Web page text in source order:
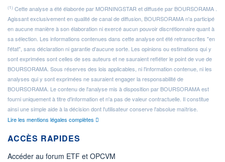
(1) Cette analyse a été élaborée par MORNINGSTAR et diffusée par BOURSORAMA .
Agissant exclusivement en qualité de canal de diffusion, BOURSORAMA n'a participé
en aucune manière à son élaboration ni exercé aucun pouvoir discrétionnaire quant à
sa sélection. Les informations contenues dans cette analyse ont été retranscrites "en
l'état", sans déclaration ni garantie d'aucune sorte. Les opinions ou estimations qui y
sont exprimées sont celles de ses auteurs et ne sauraient refléter le point de vue de
BOURSORAMA. Sous réserves des lois applicables, ni l'information contenue, ni les
analyses qui y sont exprimées ne sauraient engager la responsabilité de
BOURSORAMA. Le contenu de l'analyse mis à disposition par BOURSORAMA est
fourni uniquement à titre d'information et n'a pas de valeur contractuelle. Il constitue
ainsi une simple aide à la décision dont l'utilisateur conserve l'absolue maîtrise.
Lire les mentions légales complètes
ACCÈS RAPIDES
Accéder au forum ETF et OPCVM